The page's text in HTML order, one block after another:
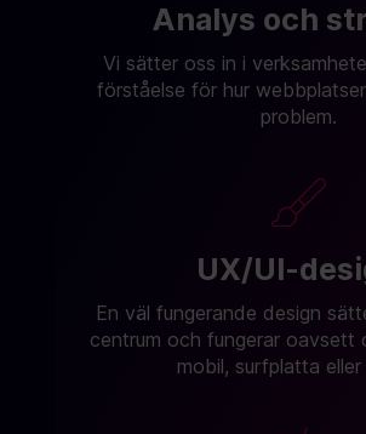
Analys och
Vi sätter oss in i
förståelse för hur
problem.
UX/UI-
En väl fungerande design
centrum och fungerar oavsett
mobil, surfplatta